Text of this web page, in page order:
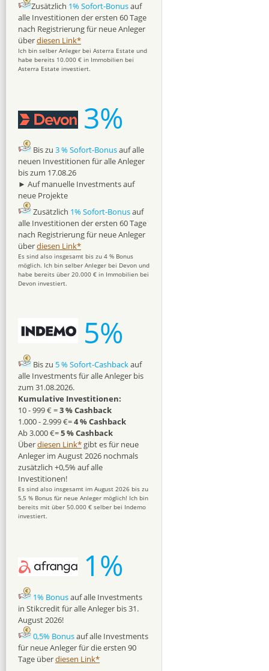
Zusätzlich 1% Sofort-Bonusauf
alle Investitionen der ersten 60 Tage
nach Registrierung für neue Anleger
überdiesen Link*
Ich bin selber Anleger bei Asterra Estate und
habe bereits 10.000 € in Immobilien bei
Asterra Estate investiert.
3%
Bis zu 3 % Sofort-Bonusauf alle
neuen Investitionen für alle Anleger
bis zum 17.08.26
► Auf manuelle Investments auf
neue Projekte
Zusätzlich 1% Sofort-Bonusauf
alle Investitionen der ersten 60 Tage
nach Registrierung für neue Anleger
überdiesen Link*
Es sind also insgesamt bis zu 4 % Bonus
möglich. Ich bin selber Anleger bei Devon und
habe bereits über 20.000 € in Immobilien bei
Devon investiert.
5%
Bis zu 5 % Sofort-Cashbackauf
alle Investments für alle Anleger bis
zum 31.08.2026.
Kumulative Investitionen:
10 - 999 € =3 % Cashback
1.000 - 2.999 €=4 % Cashback
Ab 3.000 €=5 % Cashback
Überdiesen Link* gibt es für neue
Anleger im August 2026 nochmals
zusätzlich +0,5% auf alle
Investitionen!
Es sind also insgesamt im August 2026 bis zu
5,5 % Bonus für neue Anleger möglich! Ich bin
bereits mit über 50.000 € selber bei Indemo
investiert.
1%
1% Bonusauf alle Investments
in Stikcredit für alle Anleger bis 31.
August 2026!
0,5% Bonusauf alle Investments
für neue Anleger für die ersten 90
Tage überdiesen Link*